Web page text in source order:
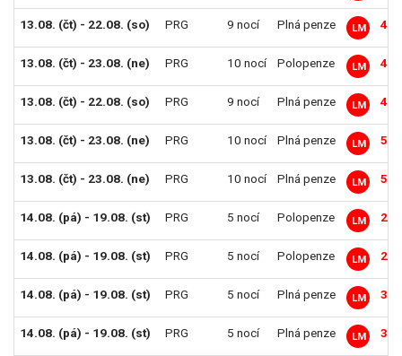
13.08. (čt) - 22.08. (so) PRG 9 nocí Plná penze LM 46
13.08. (čt) - 23.08. (ne) PRG 10 nocí Polopenze LM 47
13.08. (čt) - 22.08. (so) PRG 9 nocí Plná penze LM 48
13.08. (čt) - 23.08. (ne) PRG 10 nocí Plná penze LM 50
13.08. (čt) - 23.08. (ne) PRG 10 nocí Plná penze LM 52
14.08. (pá) - 19.08. (st) PRG 5 nocí Polopenze LM 27
14.08. (pá) - 19.08. (st) PRG 5 nocí Polopenze LM 29
14.08. (pá) - 19.08. (st) PRG 5 nocí Plná penze LM 30
14.08. (pá) - 19.08. (st) PRG 5 nocí Plná penze LM 31